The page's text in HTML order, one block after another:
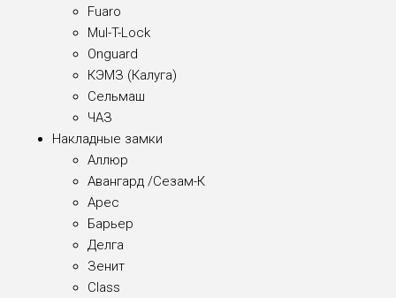
Fuaro
Mul-T-Lock
Onguard
КЭМЗ (Калуга)
Сельмаш
ЧАЗ
Накладные замки
Аллюр
Авангард /Сезам-К
Арес
Барьер
Делга
Зенит
Class